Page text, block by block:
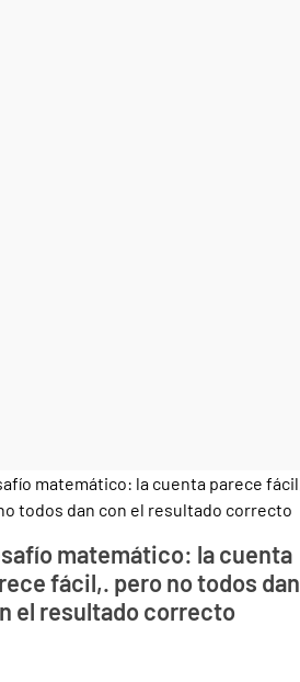
matemático: la cuenta
fácil,. pero no todos dan
el resultado correcto